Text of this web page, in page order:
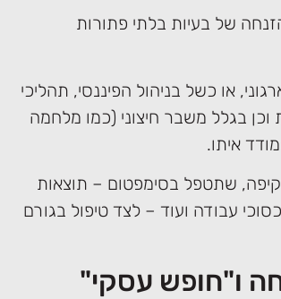
של בעיות בלתי פתורות
או כשל בניהול הפיננסי, תהליכי
וכן בגלל משבר חיצוני (כמו מלחמה
איתו.
שתטפל בסימפטום – תוצאות
עבודה ועוד – לצד טיפול בגורם
ו"חופש עסקי"